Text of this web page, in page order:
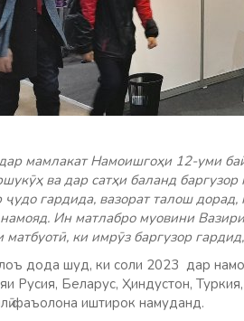
мамлакат Намоишгоҳи 12-уми
ва дар сатҳи баланд
гардида, вазорат талош
Ин матлабро муовини
ки имрӯз баргузор
дода шуд, ки соли 2023 дар
Русия, Беларус, Ҳиндустон,
фаъолона иштирок намуданд.